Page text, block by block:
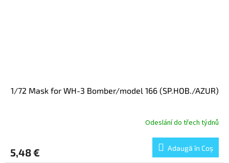
1/72 Mask for WH-3 Bomber/model 166 (SP.HOB./AZUR)
Odeslání do třech týdnů
5,48 € Adaugă în Coş